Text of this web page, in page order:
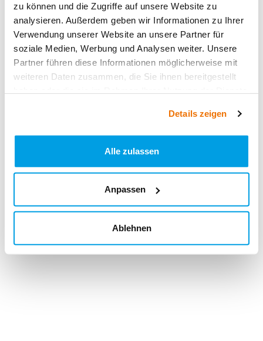
zu können und die Zugriffe auf unsere Website zu
analysieren. Außerdem geben wir Informationen zu Ihrer
Verwendung unserer Website an unsere Partner für
soziale Medien, Werbung und Analysen weiter. Unsere
Partner führen diese Informationen möglicherweise mit
weiteren Daten zusammen, die Sie ihnen bereitgestellt
Details zeigen
Alle zulassen
Anpassen
Ablehnen